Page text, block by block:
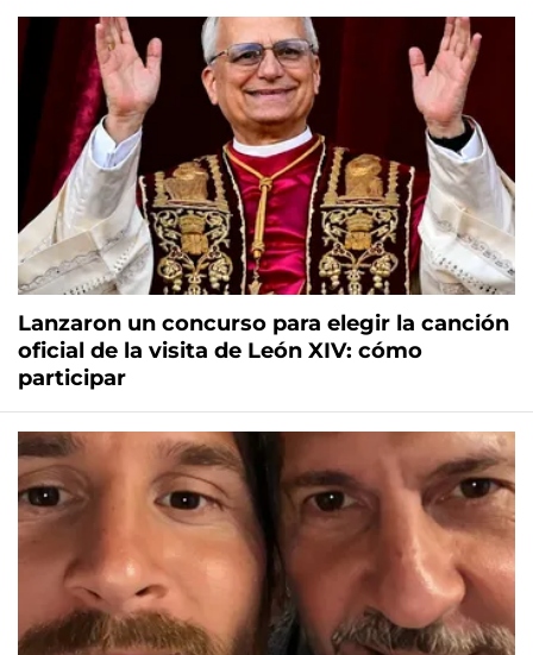
Lanzaron un concurso para elegir la canción
oficial de la visita de León XIV: cómo
participar